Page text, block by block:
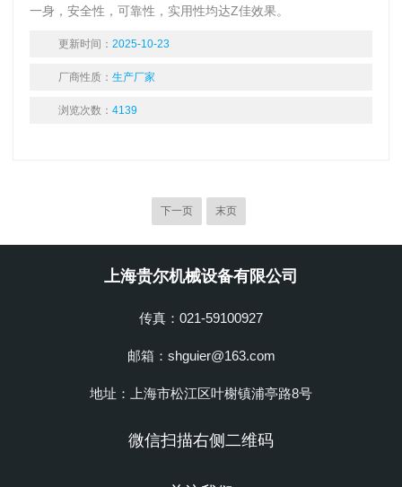
一身，安全性，可靠性，实用性均达Z佳效果。
更新时间： 2025-10-23
厂商性质： 生产厂家
浏览次数： 4139
下一页 末页
上海贵尔机械设备有限公司
传真：021-59100927
邮箱：shguier@163.com
地址：上海市松江区叶榭镇浦亭路8号
微信扫描右侧二维码